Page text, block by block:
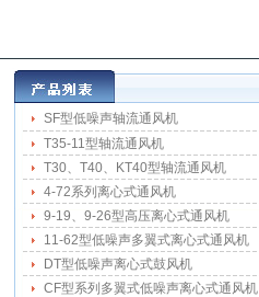
SF型低噪声轴流通风机
T35-11型轴流通风机
T30、T40、KT40型轴流通风机
4-72系列离心式通风机
9-19、9-26型高压离心式通风机
11-62型低噪声多翼式离心式通风机
DT型低噪声离心式鼓风机
CF型系列多翼式低噪声离心式通风机